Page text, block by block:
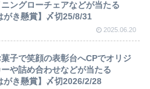
ングローチェアなどが当たる
がき懸賞】〆切25/8/31
2025.06.20
子で笑顔の表彰台へCPでオリジ
や詰め合わせなどが当たる
がき懸賞】〆切2026/2/28